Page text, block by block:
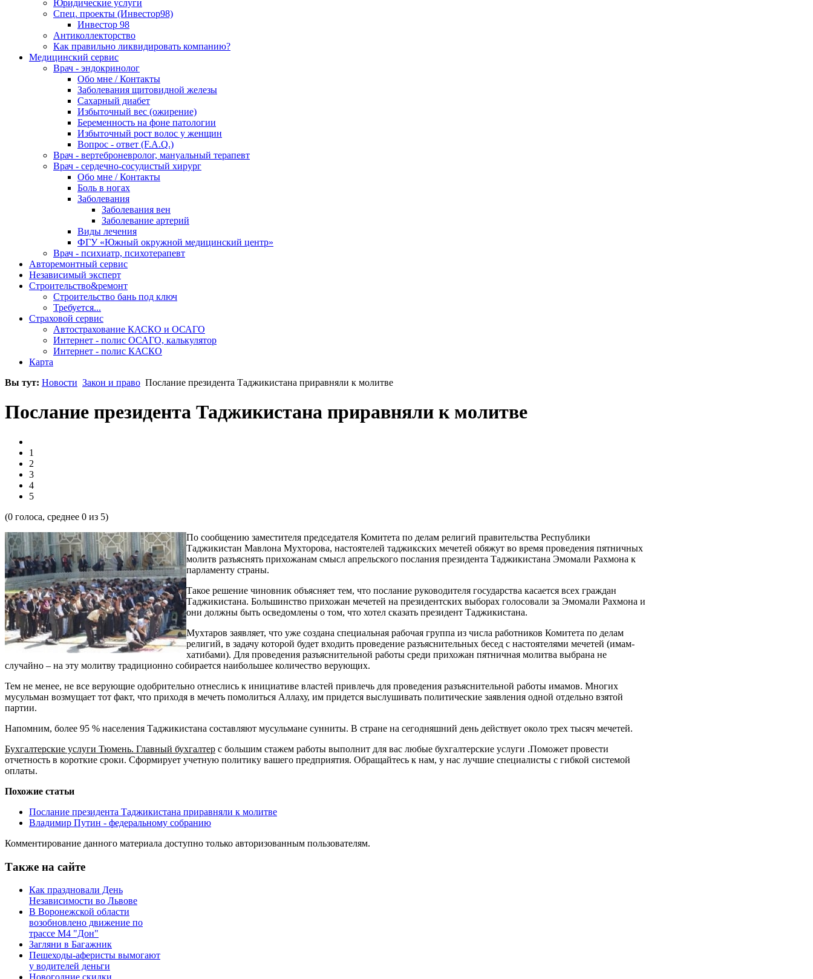
Юридические услуги
Спец. проекты (Инвестор98)
Инвестор 98
Антиколлекторство
Как правильно ликвидировать компанию?
Медицинский сервис
Врач - эндокринолог
Обо мне / Контакты
Заболевания щитовидной железы
Сахарный диабет
Избыточный вес (ожирение)
Беременность на фоне патологии
Избыточный рост волос у женщин
Вопрос - ответ (F.A.Q.)
Врач - вертеброневролог, мануальный терапевт
Врач - сердечно-сосудистый хирург
Обо мне / Контакты
Боль в ногах
Заболевания
Заболевания вен
Заболевание артерий
Виды лечения
ФГУ «Южный окружной медицинский центр»
Врач - психиатр, психотерапевт
Авторемонтный сервис
Независимый эксперт
Строительство&ремонт
Строительство бань под ключ
Требуется...
Страховой сервис
Автострахование КАСКО и ОСАГО
Интернет - полис ОСАГО, калькулятор
Интернет - полис КАСКО
Карта
Вы тут: Новости Закон и право Послание президента Таджикистана приравняли к молитве
Послание президента Таджикистана приравняли к молитве
1
2
3
4
5
(0 голоса, среднее 0 из 5)
По сообщению заместителя председателя Комитета по делам религий правительства Республики
Таджикистан Мавлона Мухторова, настоятелей таджикских мечетей обяжут во время проведения пятничных
молитв разъяснять прихожанам смысл апрельского послания президента Таджикистана Эмомали Рахмона к
парламенту страны.
Такое решение чиновник объясняет тем, что послание руководителя государства касается всех граждан
Таджикистана. Большинство прихожан мечетей на президентских выборах голосовали за Эмомали Рахмона и
они должны быть осведомлены о том, что хотел сказать президент Таджикистана.
Мухтаров заявляет, что уже создана специальная рабочая группа из числа работников Комитета по делам
религий, в задачу которой будет входить проведение разъяснительных бесед с настоятелями мечетей (имам-
хатибами). Для проведения разъяснительной работы среди прихожан пятничная молитва выбрана не
случайно – на эту молитву традиционно собирается наибольшее количество верующих.
Тем не менее, не все верующие одобрительно отнеслись к инициативе властей привлечь для проведения разъяснительной работы имамов. Многих
мусульман возмущает тот факт, что приходя в мечеть помолиться Аллаху, им придется выслушивать политические заявления одной отдельно взятой
партии.
Напомним, более 95 % населения Таджикистана составляют мусульмане сунниты. В стране на сегодняшний день действует около трех тысяч мечетей.
Бухгалтерские услуги Тюмень. Главный бухгалтер с большим стажем работы выполнит для вас любые бухгалтерские услуги .Поможет провести
отчетность в короткие сроки. Сформирует учетную политику вашего предприятия. Обращайтесь к нам, у нас лучшие специалисты с гибкой системой
оплаты.
Похожие статьи
Послание президента Таджикистана приравняли к молитве
Владимир Путин - федеральному собранию
Комментирование данного материала доступно только авторизованным пользователям.
Также на сайте
Как праздновали День
Независимости во Львове
В Воронежской области
возобновлено движение по
трассе М4 "Дон"
Загляни в Багажник
Пешеходы-аферисты вымогают
у водителей деньги